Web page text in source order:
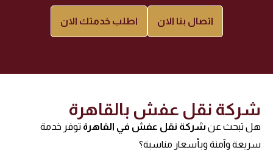
اتصال بنا الان اطلب خدمتك الان
شركة نقل عفش بالقاهرة
هل تبحث عن شركة نقل عفش في القاهرة توفر خدمة
سريعة وآمنة وبأسعار مناسبة؟